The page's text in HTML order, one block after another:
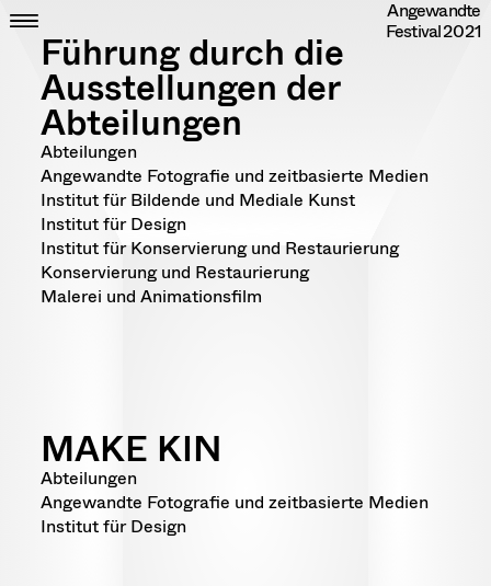
Skip
to
content
Angewandte
Festival2021
ZEIT
DIPLOME
RANDOM
IMPRESSUM
DATENSCHUTZ
Führung durch die
Ausstellungen der
Abteilungen
Abteilungen
Angewandte Fotografie und zeitbasierte Medien
Institut für Bildende und Mediale Kunst
Institut für Design
Institut für Konservierung und Restaurierung
Konservierung und Restaurierung
Malerei und Animationsfilm
MAKE KIN
Abteilungen
Angewandte Fotografie und zeitbasierte Medien
Institut für Design